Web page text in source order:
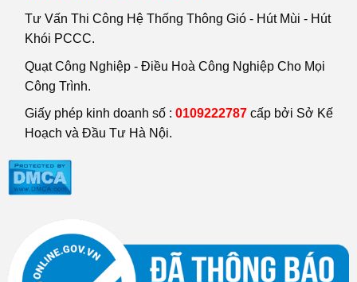
Tư Vấn Thi Công Hệ Thống Thông Gió - Hút Mùi - Hút
Khói PCCC.
Quạt Công Nghiệp - Điều Hoà Công Nghiệp Cho Mọi
Công Trình.
Giấy phép kinh doanh số : 0109222787 cấp bởi Sở Kế
Hoạch và Đầu Tư Hà Nội.